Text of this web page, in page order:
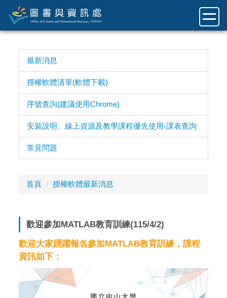
到
主
最新消息
授權軟體清單(軟體下載)
序號查詢(建議使用Chrome)
安裝說明、線上資源及教學課程優先使用-課表查詢
常見問題
首頁 授權軟體最新消息
歡迎參加MATLAB教育訓練(115/4/2)
歡迎大家踴躍報名參加MATLAB教育訓練，課程
資訊如下：